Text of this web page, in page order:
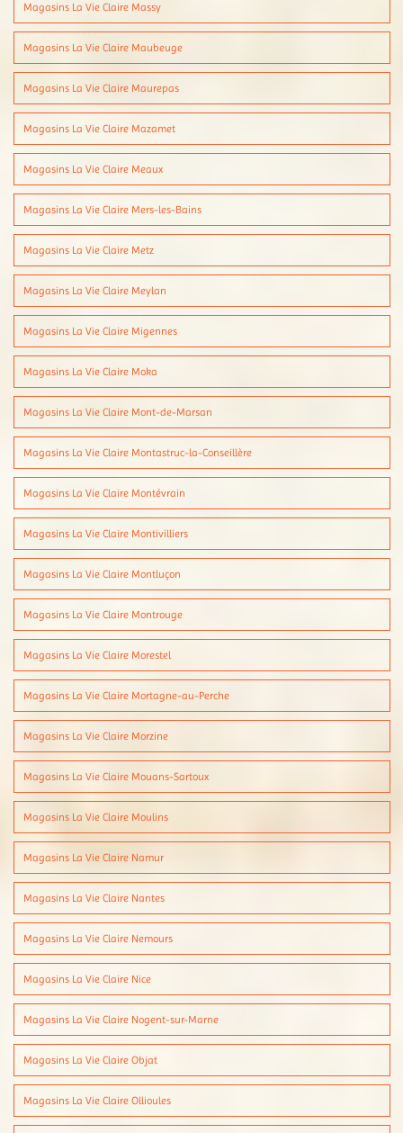
Magasins La Vie Claire Massy
Magasins La Vie Claire Maubeuge
Magasins La Vie Claire Maurepas
Magasins La Vie Claire Mazamet
Magasins La Vie Claire Meaux
Magasins La Vie Claire Mers-les-Bains
Magasins La Vie Claire Metz
Magasins La Vie Claire Meylan
Magasins La Vie Claire Migennes
Magasins La Vie Claire Moka
Magasins La Vie Claire Mont-de-Marsan
Magasins La Vie Claire Montastruc-la-Conseillère
Magasins La Vie Claire Montévrain
Magasins La Vie Claire Montivilliers
Magasins La Vie Claire Montluçon
Magasins La Vie Claire Montrouge
Magasins La Vie Claire Morestel
Magasins La Vie Claire Mortagne-au-Perche
Magasins La Vie Claire Morzine
Magasins La Vie Claire Mouans-Sartoux
Magasins La Vie Claire Moulins
Magasins La Vie Claire Namur
Magasins La Vie Claire Nantes
Magasins La Vie Claire Nemours
Magasins La Vie Claire Nice
Magasins La Vie Claire Nogent-sur-Marne
Magasins La Vie Claire Objat
Magasins La Vie Claire Ollioules